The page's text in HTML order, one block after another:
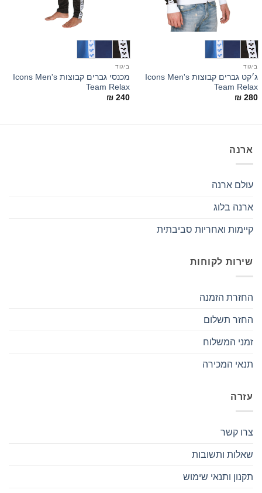
ביגוד
ג׳קט גברים קבוצות Icons Men's
Team Relax
₪ 280
ביגוד
מכנסי גברים קבוצות Icons Men's
Team Relax
₪ 240
ארנה
עולם ארנה
ארנה בלוג
קיימות ואחריות סביבתית
שירות לקוחות
החזרת הזמנה
החזר תשלום
זמני המשלוח
תנאי המכירה
עזרה
צרו קשר
שאלות ותשובות
תקנון ותנאי שימוש